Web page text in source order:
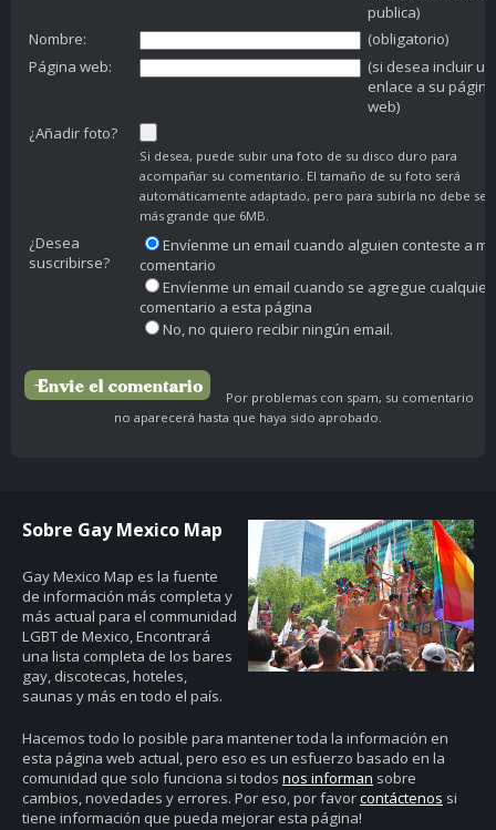
publica)
Nombre:
(obligatorio)
Página web:
(si desea incluir un
enlace a su página
web)
¿Añadir foto?
Si desea, puede subir una foto de su disco duro para
acompañar su comentario. El tamaño de su foto será
automáticamente adaptado, pero para subirla no debe ser
más grande que 6MB.
¿Desea
suscribirse?
Envíenme un email cuando alguien conteste a mi
comentario
Envíenme un email cuando se agregue cualquier
comentario a esta página
No, no quiero recibir ningún email.
Por problemas con spam, su comentario
no aparecerá hasta que haya sido aprobado.
Sobre Gay Mexico Map
Gay Mexico Map es la fuente
de información más completa y
más actual para el communidad
LGBT de Mexico, Encontrará
una lista completa de los bares
gay, discotecas, hoteles,
saunas y más en todo el país.
Hacemos todo lo posible para mantener toda la información en
esta página web actual, pero eso es un esfuerzo basado en la
comunidad que solo funciona si todos nos informan sobre
cambios, novedades y errores. Por eso, por favorcontáctenos si
tiene información que pueda mejorar esta página!